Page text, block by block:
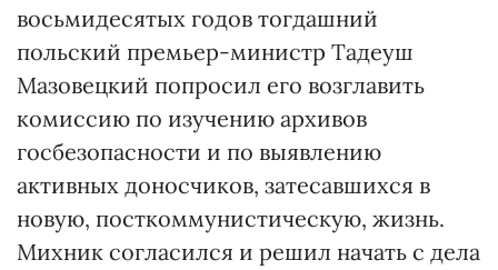
восьмидесятых годов тогдашний
польский премьер-министр Тадеуш
Мазовецкий попросил его возглавить
комиссию по изучению архивов
госбезопасности и по выявлению
активных доносчиков, затесавшихся в
новую, посткоммунистическую, жизнь.
Михник согласился и решил начать с дела